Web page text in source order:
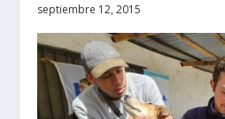
septiembre 12, 2015